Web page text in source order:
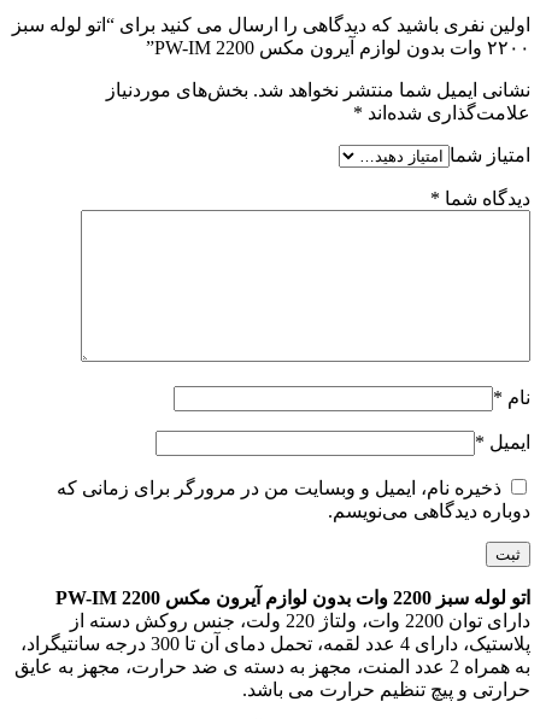
اولین نفری باشید که دیدگاهی را ارسال می کنید برای “اتو لوله سبز
۲۲۰۰ وات بدون لوازم آیرون مکس PW-IM 2200”
نشانی ایمیل شما منتشر نخواهد شد. بخش‌های موردنیاز
علامت‌گذاری شده‌اند *
امتیاز شما
دیدگاه شما *
نام *
ایمیل *
ذخیره نام، ایمیل و وبسایت من در مرورگر برای زمانی که
دوباره دیدگاهی می‌نویسم.
اتو لوله سبز 2200 وات بدون لوازم آیرون مکس PW-IM 2200
دارای توان 2200 وات، ولتاژ 220 ولت، جنس روکش دسته از
پلاستیک، دارای 4 عدد لقمه، تحمل دمای آن تا 300 درجه سانتیگراد،
به همراه 2 عدد المنت، مجهز به دسته ی ضد حرارت، مجهز به عایق
حرارتی و پیچ تنظیم حرارت می باشد.